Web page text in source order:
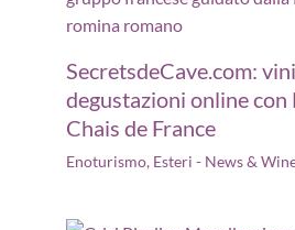
SecretsdeCave.com:
degustazioni online con
Chais de France
Enoturismo, Esteri - News &